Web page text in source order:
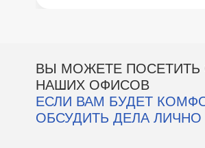
ВЫ МОЖЕТЕ ПОСЕТИТЬ
НАШИХ ОФИСОВ
ЕСЛИ ВАМ БУДЕТ
ОБСУДИТЬ ДЕЛА ЛИЧНО